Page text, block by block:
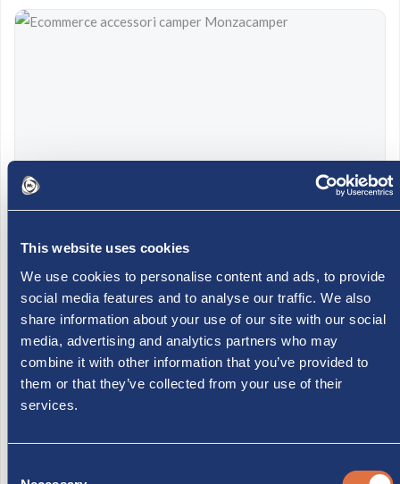
This website uses cookies
We use cookies to personalise content and ads, to provide
social media features and to analyse our traffic. We also
share information about your use of our site with our social
media, advertising and analytics partners who may
combine it with other information that you’ve provided to
them or that they’ve collected from your use of their
services.
Ecommerce accessori camper
Lo shop online Monzacamper propone accessori per
camper e campeggio con spedizione veloce e
possibilità di ritiro in sede a Monza. Un canale comodo
per consultare offerte, prodotti e disponibilità anche
prima di passare in negozio.
Apri lo shop online